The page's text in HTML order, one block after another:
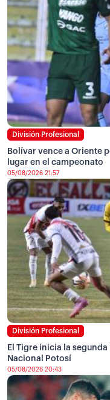
División Profesional
Bolívar vence a Oriente
lugar en el campeonato
05/08/2026 21:57
División Profesional
El Tigre inicia la
Nacional Potosí
05/08/2026 20:43